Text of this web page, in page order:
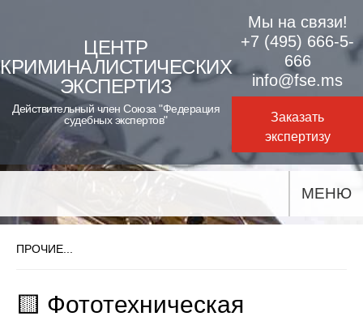
content
ЦЕНТР
КРИМИНАЛИСТИЧЕСКИХ
ЭКСПЕРТИЗ
Действительный член Союза "Федерация
судебных экспертов"
Мы на связи!
+7 (495) 666-5-
666
info@fse.ms
Заказать
экспертизу
МЕНЮ
ПРОЧИЕ...
🟨 Фототехническая